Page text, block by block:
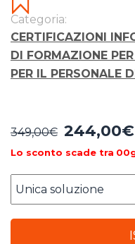
Categoria:
CERTIFICAZIONI
DI FORMAZIONE
PER IL PERSONALE
349,00€ Il
prezzo
era:
349,00€.
244,00€Il
Lo sconto scade tra 00